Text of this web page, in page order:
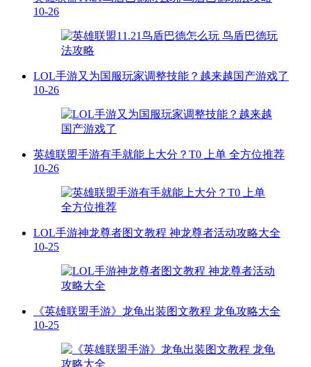
10-26
LOL手游又为国服玩家调整技能？越来越国产游戏了
10-26
英雄联盟手游有手就能上大分？T0 上单 全方位推荐
10-26
LOL手游神龙尊者图文教程 神龙尊者活动攻略大全
10-25
《英雄联盟手游》龙龟出装图文教程 龙龟攻略大全
10-25